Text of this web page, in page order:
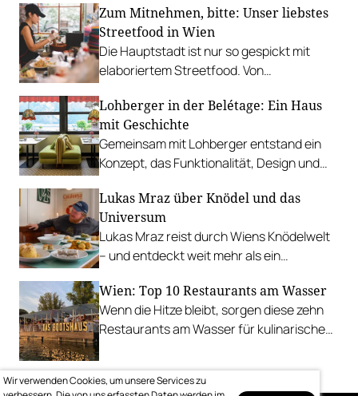
besonders.
Zum Mitnehmen, bitte: Unser liebstes
Streetfood in Wien
Die Hauptstadt ist nur so gespickt mit
elaboriertem Streetfood. Von
Tacos bis hin zu syrischer Marktküche.
Lohberger in der Belétage: Ein Haus
mit Geschichte
Gemeinsam mit Lohberger entstand ein
Konzept, das Funktionalität, Design und
Lukas Mraz über Knödel und das
Universum
Lukas Mraz reist durch Wiens Knödelwelt
– und entdeckt weit mehr als ein
Wien: Top 10 Restaurants am Wasser
Wenn die Hitze bleibt, sorgen diese zehn
Restaurants am Wasser für kulinarische
Wir verwenden Cookies, um unsere Services zu